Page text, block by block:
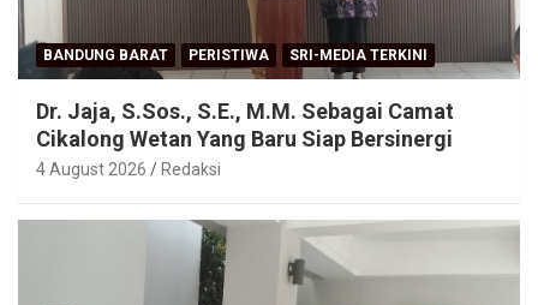
BANDUNG BARAT PERISTIWA SRI-MEDIA TERKINI
Dr. Jaja, S.Sos., S.E., M.M. Sebagai Camat
Cikalong Wetan Yang Baru Siap Bersinergi
4 August 2026 Redaksi